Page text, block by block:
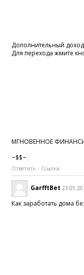
Дополнительный
Для перехода жмите
МГНОВЕННОЕ
~$$~
Ответить Ссылка
GarfftBet
Как заработать дома